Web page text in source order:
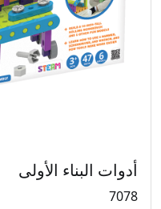
أدوات البناء الأولى
7078